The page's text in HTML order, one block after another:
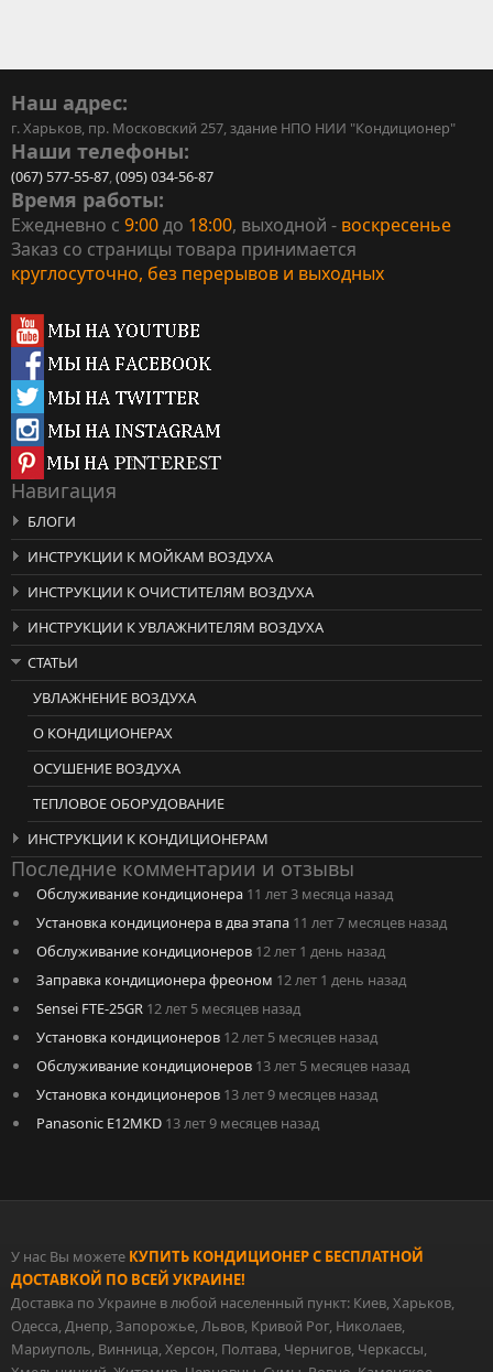
Наш адрес:
г. Харьков, пр. Московский 257, здание НПО НИИ "Кондиционер"
Наши телефоны:
(067) 577-55-87,(095) 034-56-87
Время работы:
Ежедневно с 9:00до 18:00, выходной - воскресенье
Заказ со страницы товара принимается
круглосуточно, без перерывов и выходных
Навигация
БЛОГИ
ИНСТРУКЦИИ К МОЙКАМ ВОЗДУХА
ИНСТРУКЦИИ К ОЧИСТИТЕЛЯМ ВОЗДУХА
ИНСТРУКЦИИ К УВЛАЖНИТЕЛЯМ ВОЗДУХА
СТАТЬИ
УВЛАЖНЕНИЕ ВОЗДУХА
О КОНДИЦИОНЕРАХ
ОСУШЕНИЕ ВОЗДУХА
ТЕПЛОВОЕ ОБОРУДОВАНИЕ
ИНСТРУКЦИИ К КОНДИЦИОНЕРАМ
Последние комментарии и отзывы
Обслуживание кондиционера 11 лет 3 месяца назад
Установка кондиционера в два этапа 11 лет 7 месяцев назад
Обслуживание кондиционеров 12 лет 1 день назад
Заправка кондиционера фреоном 12 лет 1 день назад
Sensei FTE-25GR 12 лет 5 месяцев назад
Установка кондиционеров 12 лет 5 месяцев назад
Обслуживание кондиционеров 13 лет 5 месяцев назад
Установка кондиционеров 13 лет 9 месяцев назад
Panasonic E12MKD 13 лет 9 месяцев назад
У нас Вы можете КУПИТЬ КОНДИЦИОНЕР С БЕСПЛАТНОЙ
ДОСТАВКОЙ ПО ВСЕЙ УКРАИНЕ!
Доставка по Украине в любой населенный пункт: Киев, Харьков,
Одесса, Днепр, Запорожье, Львов, Кривой Рог, Николаев,
Мариуполь, Винница, Херсон, Полтава, Чернигов, Черкассы,